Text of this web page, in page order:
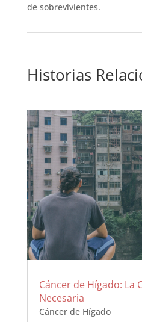
de sobrevivientes.
Historias
Cáncer de Hígado: La
Necesaria
Cáncer de Hígado